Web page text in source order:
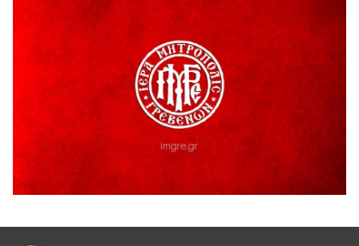
5 Αυγούστου 2026
Γρεβενά: Συνελήφθη 18χρονος αλλοδαπός, για κλοπή
εξοπλισμού γυμναστηρίου
ΑΗ ΛΑΟΣ | 5 Αυγούστου | Υπαίθριο Θέατρο “Καστράκι”,
41η Γιορτή Κρασιού στο Τρίκωμο – «Γιορτή Παράδοσης»
5 Αυγούστου 2026